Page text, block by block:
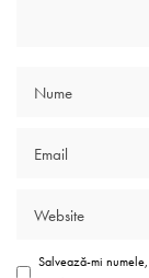
Salvează-mi